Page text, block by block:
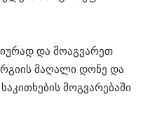
და მოაგვარეთ
მაღალი დონე და
მოგვარებაში